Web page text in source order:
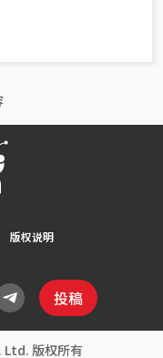
版权说明
投稿
版权所有